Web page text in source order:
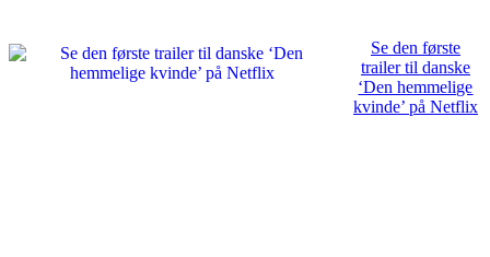
Se den første
trailer til danske
‘Den hemmelige
kvinde’ på Netflix